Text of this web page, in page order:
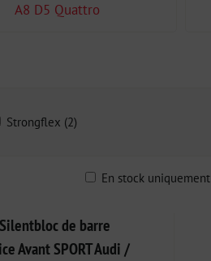
A8 D5 Quattro
Strongflex (2)
En stock uniquement
de barre
Avant SPORT Audi /